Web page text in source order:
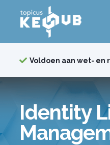
Voldoen aan wet- en
Identity